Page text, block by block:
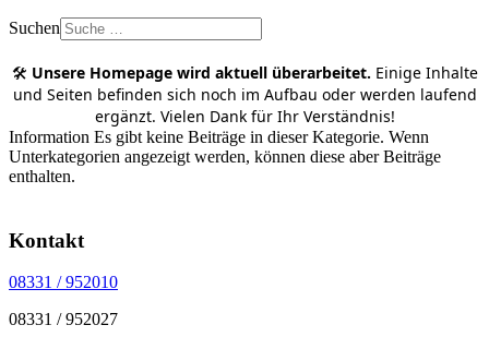
Suchen
🛠️ Unsere Homepage wird aktuell überarbeitet. Einige Inhalte
und Seiten befinden sich noch im Aufbau oder werden laufend
ergänzt. Vielen Dank für Ihr Verständnis!
Information Es gibt keine Beiträge in dieser Kategorie. Wenn
Unterkategorien angezeigt werden, können diese aber Beiträge
enthalten.
Kontakt
08331 / 952010
08331 / 952027